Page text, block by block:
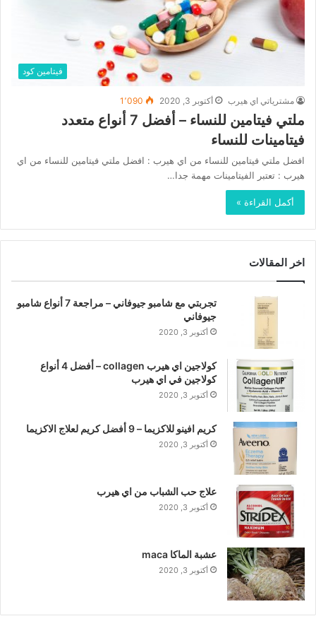
فيتامين كود
مشترياتي اي هيرب أكتوبر 3, 2020 1٬090
ملتي فيتامين للنساء – أفضل 7 أنواع متعدد
فيتامينات للنساء
افضل ملتي فيتامين للنساء من اي هيرب : افضل ملتي فيتامين للنساء من اي
هيرب : تعتبر الفيتامينات مهمة جدا…
أكمل القراءة »
اخر المقالات
تجربتي مع شامبو جيوفاني – مراجعة 7 أنواع شامبو
جيوفاني
أكتوبر 3, 2020
كولاجين اي هيرب collagen – أفضل 4 أنواع
كولاجين في اي هيرب
أكتوبر 3, 2020
كريم افينو للاكزيما – 9 أفضل كريم لعلاج الاكزيما
أكتوبر 3, 2020
علاج حب الشباب من اي هيرب
أكتوبر 3, 2020
عشبة الماكا maca
أكتوبر 3, 2020